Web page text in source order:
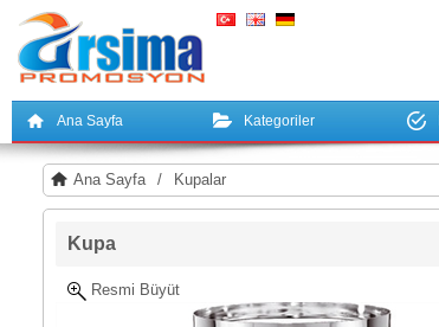
Ana Sayfa Kategoriler
Ana Sayfa / Kupalar
Kupa
Resmi Büyüt